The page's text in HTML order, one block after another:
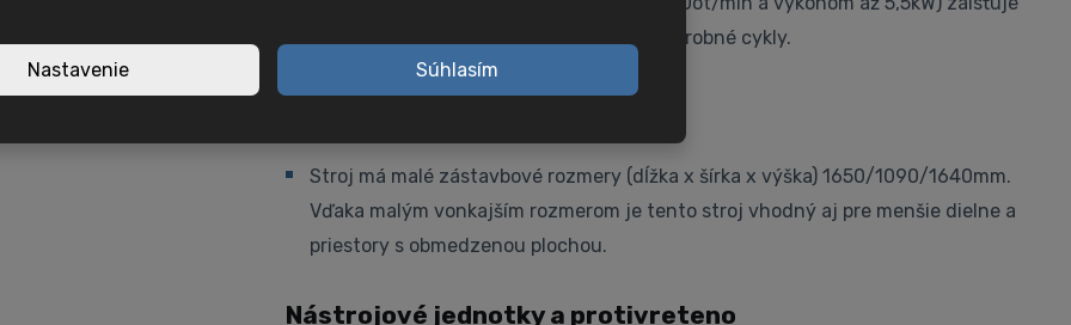
vysokorýchlostné obrábanie a skracuje výrobné cykly.
Stroj má malé zástavbové rozmery (dĺžka x šírka x výška) 1650/1090/1640mm.
Vďaka malým vonkajším rozmerom je tento stroj vhodný aj pre menšie dielne a
priestory s obmedzenou plochou.
Nástrojové jednotky a protivreteno
Nastavenie Súhlasím